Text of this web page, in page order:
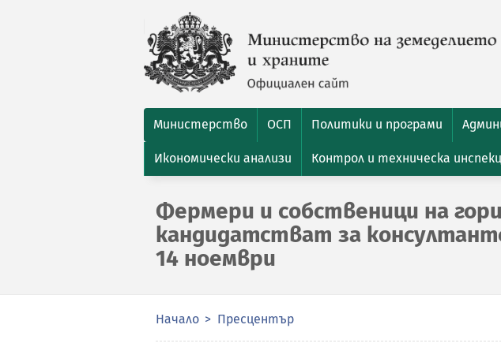
Министерство ОСП Политики и програми
Икономически анализи Контрол и техническа
Фермери и собственици на
кандидатстват за
14 ноември
Начало Пресцентър